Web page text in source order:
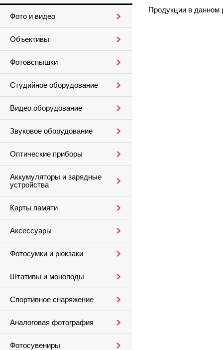
Фото и видео
Объективы
Фотовспышки
Студийное оборудование
Видео оборудование
Звуковое оборудование
Оптические приборы
Аккумуляторы и зарядные
устройства
Карты памяти
Аксессуары
Фотосумки и рюкзаки
Штативы и моноподы
Спортивное снаряжение
Аналоговая фотография
Фотосувениры
Продукции в данном